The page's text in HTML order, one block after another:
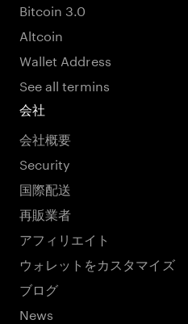
Bitcoin 3.0
Altcoin
Wallet Address
See all termins
会社
会社概要
Security
国際配送
再販業者
アフィリエイト
ウォレットをカスタマイズ
ブログ
News